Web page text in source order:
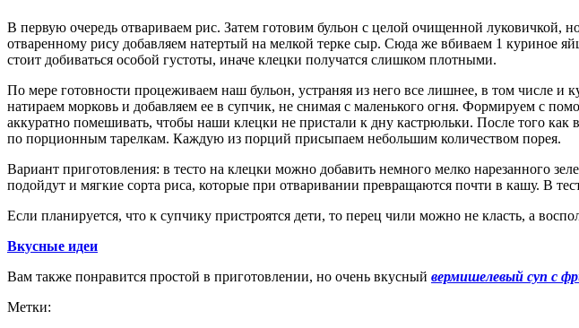
В первую очередь отвариваем рис. Затем готовим бульон с целой очищенной луковичкой,
отваренному рису добавляем натертый на мелкой терке сыр. Сюда же вбиваем 1 куриное
стоит добиваться особой густоты, иначе клецки получатся слишком плотными.
По мере готовности процеживаем наш бульон, устраняя из него все лишнее, в том числе
натираем морковь и добавляем ее в супчик, не снимая с маленького огня. Формируем с
аккуратно помешивать, чтобы наши клецки не пристали к дну кастрюльки. После того как
по порционным тарелкам. Каждую из порций присыпаем небольшим количеством порея.
Вариант приготовления: в тесто на клецки можно добавить немного мелко нарезанного
подойдут и мягкие сорта риса, которые при отваривании превращаются почти в кашу. В
Если планируется, что к супчику пристроятся дети, то перец чили можно не класть, а
Вкусные идеи
Вам также понравится простой в приготовлении, но очень вкусный вермишелевый суп с
Метки: